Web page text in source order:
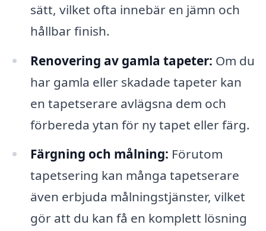
sätt, vilket ofta innebär en jämn och
hållbar finish.
Renovering av gamla tapeter: Om du
har gamla eller skadade tapeter kan
en tapetserare avlägsna dem och
förbereda ytan för ny tapet eller färg.
Färgning och målning: Förutom
tapetsering kan många tapetserare
även erbjuda målningstjänster, vilket
gör att du kan få en komplett lösning